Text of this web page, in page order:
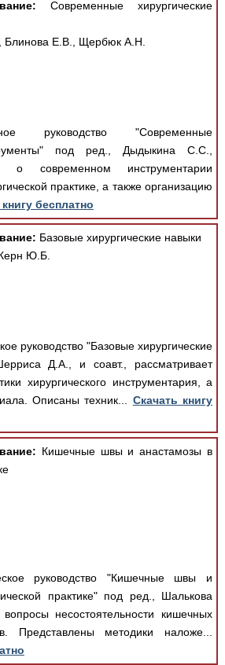
Современные хирургические
Е.В., Щербюк А.Н.
руководство "Современные
под ред., Дыдыкина С.С.,
о современном инструментарии
практике, а также организацию
бесплатно
Базовые хирургические навыки
Ю.Б.
руководство "Базовые хирургические
Д.А., и соавт., рассматривает
хирургического инструментария, а
Описаны техник... Скачать книгу
Кишечные швы и анастамозы в
руководство "Кишечные швы и
практике" под ред., Шалькова
несостоятельности кишечных
Представлены методики наложе...